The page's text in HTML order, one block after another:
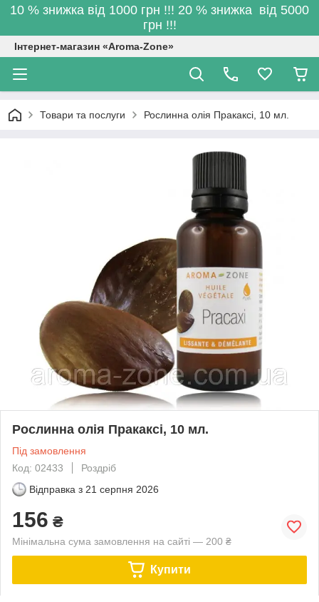
10 % знижка від 1000 грн !!! 20 % знижка від 5000
грн !!!
Інтернет-магазин «Aroma-Zone»
Товари та послуги Рослинна олія Пракаксі, 10 мл.
Рослинна олія Пракаксі, 10 мл.
Під замовлення
Код: 02433
Роздріб
Відправка з 21 серпня 2026
156 ₴
Мінімальна сума замовлення на сайті — 200 ₴
Купити